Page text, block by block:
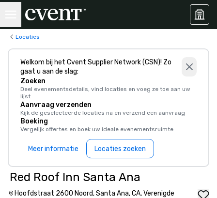
Locaties
Welkom bij het Cvent Supplier Network (CSN)! Zo
gaat u aan de slag:
Zoeken
Deel evenementsdetails, vind locaties en voeg ze toe aan uw
lijst
Aanvraag verzenden
Kijk de geselecteerde locaties na en verzend een aanvraag
Boeking
Vergelijk offertes en boek uw ideale evenementsruimte
Meer informatie Locaties zoeken
Red Roof Inn Santa Ana
Hoofdstraat 2600 Noord, Santa Ana, CA, Verenigde